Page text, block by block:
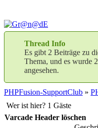
Thread Info
Es gibt 2 Beiträge zu
Thema, und es wurde
angesehen.
PHPFusion-SupportClub »
Wer ist hier? 1 Gäste
Varcade Header löschen